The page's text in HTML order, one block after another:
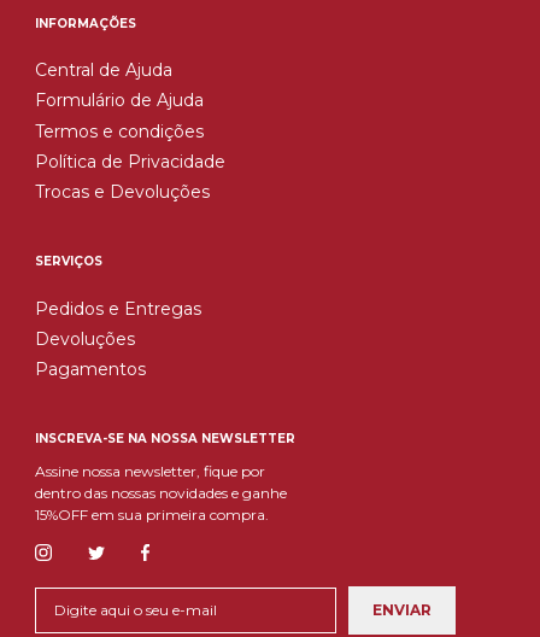
INFORMAÇÕES
Central de Ajuda
Formulário de Ajuda
Termos e condições
Política de Privacidade
Trocas e Devoluções
SERVIÇOS
Pedidos e Entregas
Devoluções
Pagamentos
INSCREVA-SE NA NOSSA NEWSLETTER
Assine nossa newsletter, fique por
dentro das nossas novidades e ganhe
15%OFF em sua primeira compra.